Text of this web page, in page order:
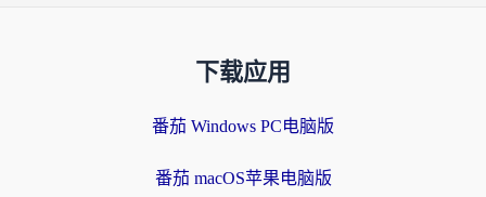
下载应用
番茄 Windows PC电脑版
番茄 macOS苹果电脑版